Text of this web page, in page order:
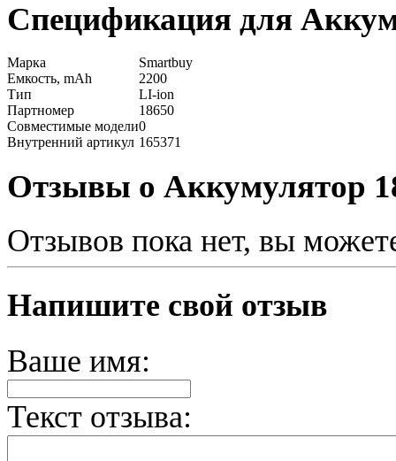
Спецификация для
Марка
Smartbuy
Емкость, mAh
2200
Тип
LI-ion
Партномер
18650
Совместимые модели0
Внутренний артикул 165371
Отзывы о Аккумулятор
Отзывов пока нет, вы
Напишите свой отзыв
Ваше имя:
Текст отзыва: